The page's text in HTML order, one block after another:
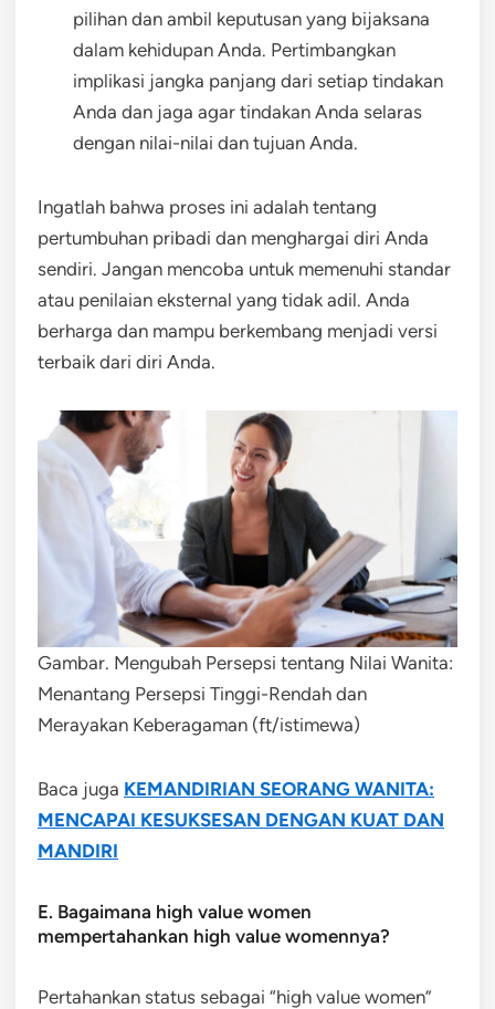
pilihan dan ambil keputusan yang bijaksana
dalam kehidupan Anda. Pertimbangkan
implikasi jangka panjang dari setiap tindakan
Anda dan jaga agar tindakan Anda selaras
dengan nilai-nilai dan tujuan Anda.
Ingatlah bahwa proses ini adalah tentang
pertumbuhan pribadi dan menghargai diri Anda
sendiri. Jangan mencoba untuk memenuhi standar
atau penilaian eksternal yang tidak adil. Anda
berharga dan mampu berkembang menjadi versi
terbaik dari diri Anda.
Gambar. Mengubah Persepsi tentang Nilai Wanita:
Menantang Persepsi Tinggi-Rendah dan
Merayakan Keberagaman (ft/istimewa)
Baca juga KEMANDIRIAN SEORANG WANITA:
MENCAPAI KESUKSESAN DENGAN KUAT DAN
MANDIRI
E. Bagaimana high value women
mempertahankan high value womennya?
Pertahankan status sebagai “high value women”